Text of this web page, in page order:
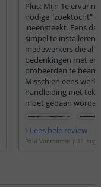
Plus: Mijn 1e
nodige "zoektocht"
ineensteekt. Eens
simpel te installeren.
medewerkers die al
bedenkingen met
probeerden te
Misschien eens werk
handleiding met
moet gedaan
Lees hele review
Paul Vantomme | 11